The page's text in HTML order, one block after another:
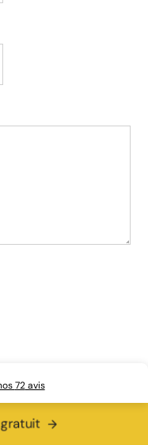
72avis